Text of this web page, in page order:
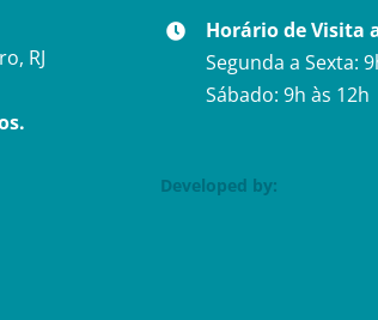
RJ
Horário de Visita
Segunda a Sexta:
Sábado: 9h às 12h
Developed by: